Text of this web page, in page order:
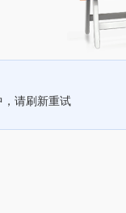
，请刷新重试